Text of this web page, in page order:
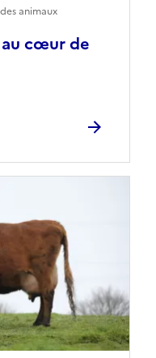
cœur de
animaux